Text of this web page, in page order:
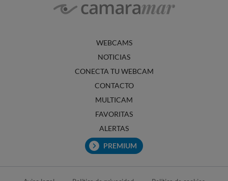
WEBCAMS
NOTICIAS
CONECTA TU WEBCAM
CONTACTO
MULTICAM
FAVORITAS
ALERTAS
PREMIUM